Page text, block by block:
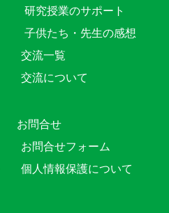
研究授業のサポート
子供たち・先生の感想
交流一覧
交流について
お問合せ
お問合せフォーム
個人情報保護について